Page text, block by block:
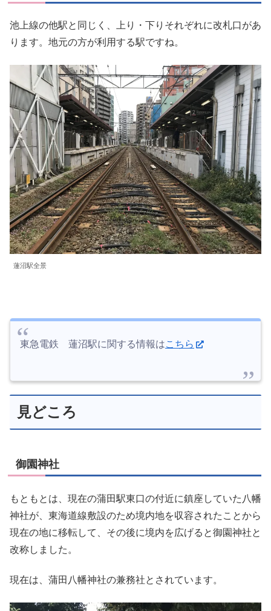
池上線の他駅と同じく、上り・下りそれぞれに改札口があ
ります。地元の方が利用する駅ですね。
蓮沼駅全景
東急電鉄 蓮沼駅に関する情報はこちら
見どころ
御園神社
もともとは、現在の蒲田駅東口の付近に鎮座していた八幡
神社が、東海道線敷設のため境内地を収容されたことから
現在の地に移転して、その後に境内を広げると御園神社と
改称しました。
現在は、蒲田八幡神社の兼務社とされています。